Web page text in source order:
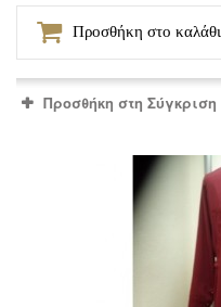
Προσθήκη στο καλάθι
Προσθήκη στη Σύγκριση